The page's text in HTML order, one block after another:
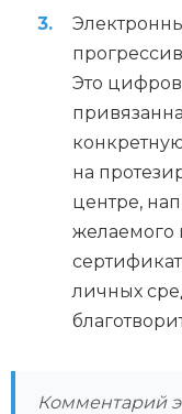
Это
на
центре,
личных
Комментарий